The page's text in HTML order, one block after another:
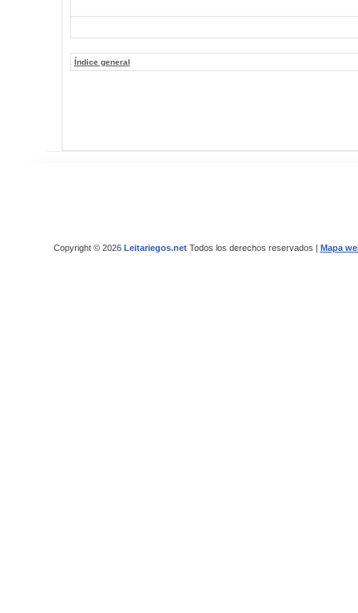
Índice general
Copyright © 2026 Leitariegos.netTodos los derechos reservados | Mapa